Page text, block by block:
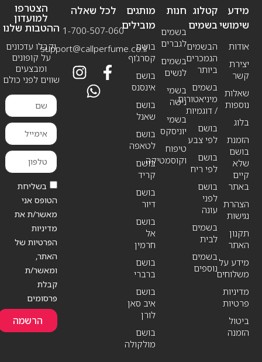
מידע
שימושי
אודות
יצירת
קשר
שאלות
נוספות
בלוג
הזמנת
בושם
שלא
קיים
באתר
הצהרת
נגישות
תקנון
האתר
מידע על
משלוחים
מדיניות
פרטיות
ביטול
הזמנה
חנות
בשמים
לגברים
בשמים
לנשים
בשמי
נישה
בשמי
יוניסקס
טיפוח
וקוסמטיקה
קטלוג
בשמים
הבשמים
הנמכרים
ביותר
בשמים
מיניאטורים
/ דוגמיות
בושם
לפי צבע
בושם
לפי ריח
בושם
לפני
עונה
בשמים
לבית
בשמים
נוספים
מותגים
מובילים
בושם
קסרג’וף
בושם
אינסנס
בושם
שאנל
בושם
לטאפה
בושם
קריד
בושם
דיור
בושם
אל
חרמין
בושם
ברברי
בושם
איב סאן
לורן
בושם
מולקולה
לכל שאלה
1-700-507-060
support@callperfume.co.il
הצטרפו
למועדון
ההטבות שלנו
וקבלו עדכונים
על קופונים
ומבצעים
שווים לפני כולם
בשליחת
הטופס אני
מאשר/ת את
מדיניות
הפרטיות של
האתר,
ומאשר/ת
קבלת
פרסומים
הרשמה